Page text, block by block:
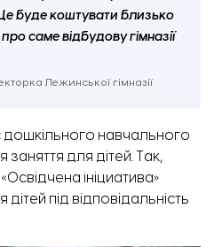
Це буде коштувати близько
саме відбудову гімназії
Лежинської гімназії
навчального
для дітей. Так,
ініциатива»
під відповідальність